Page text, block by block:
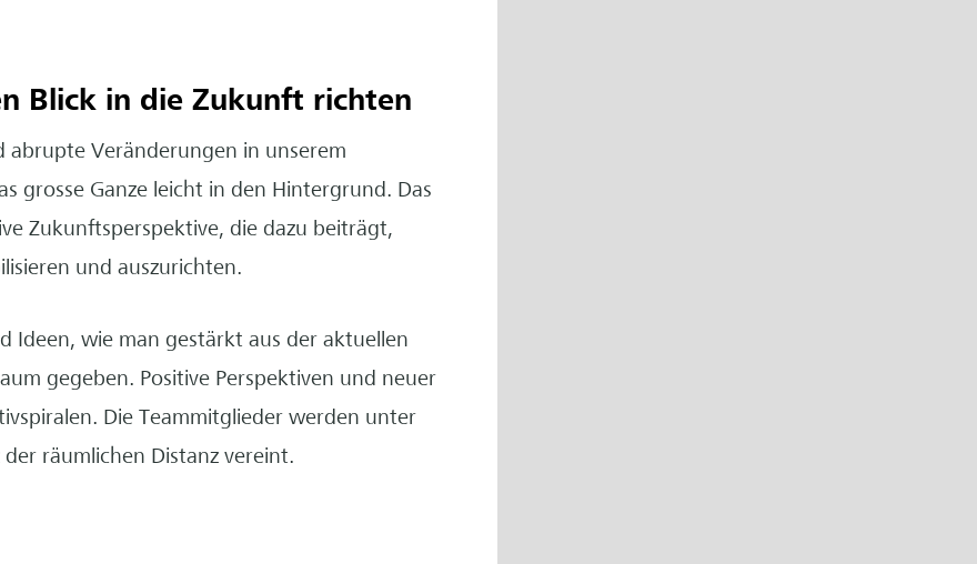
Blick in die Zukunft richten
abrupte Veränderungen in unserem
grosse Ganze leicht in den Hintergrund. Das
Zukunftsperspektive, die dazu beiträgt,
und auszurichten.
Ideen, wie man gestärkt aus der aktuellen
gegeben. Positive Perspektiven und neuer
Die Teammitglieder werden unter
der räumlichen Distanz vereint.